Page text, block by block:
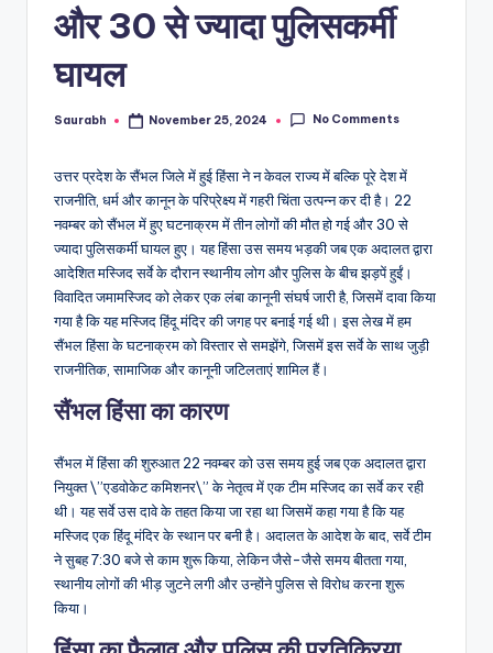
और 30 से ज्यादा पुलिसकर्मी
घायल
Posted
Saurabh November 25, 2024 No Comments
उत्तर प्रदेश के सैंभल जिले में हुई हिंसा ने न केवल राज्य में बल्कि पूरे देश में
राजनीति, धर्म और कानून के परिप्रेक्ष्य में गहरी चिंता उत्पन्न कर दी है। 22
नवम्बर को सैंभल में हुए घटनाक्रम में तीन लोगों की मौत हो गई और 30 से
ज्यादा पुलिसकर्मी घायल हुए। यह हिंसा उस समय भड़की जब एक अदालत द्वारा
आदेशित मस्जिद सर्वे के दौरान स्थानीय लोग और पुलिस के बीच झड़पें हुईं।
विवादित जमामस्जिद को लेकर एक लंबा कानूनी संघर्ष जारी है, जिसमें दावा किया
गया है कि यह मस्जिद हिंदू मंदिर की जगह पर बनाई गई थी। इस लेख में हम
सैंभल हिंसा के घटनाक्रम को विस्तार से समझेंगे, जिसमें इस सर्वे के साथ जुड़ी
राजनीतिक, सामाजिक और कानूनी जटिलताएं शामिल हैं।
सैंभल हिंसा का कारण
सैंभल में हिंसा की शुरुआत 22 नवम्बर को उस समय हुई जब एक अदालत द्वारा
नियुक्त \”एडवोकेट कमिशनर\” के नेतृत्व में एक टीम मस्जिद का सर्वे कर रही
थी। यह सर्वे उस दावे के तहत किया जा रहा था जिसमें कहा गया है कि यह
मस्जिद एक हिंदू मंदिर के स्थान पर बनी है। अदालत के आदेश के बाद, सर्वे टीम
ने सुबह 7:30 बजे से काम शुरू किया, लेकिन जैसे-जैसे समय बीतता गया,
स्थानीय लोगों की भीड़ जुटने लगी और उन्होंने पुलिस से विरोध करना शुरू
किया।